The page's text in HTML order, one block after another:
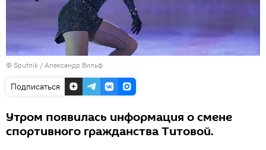
© Sputnik / Александр Вильф
Подписаться
Утром появилась информация о смене
спортивного гражданства Титовой.